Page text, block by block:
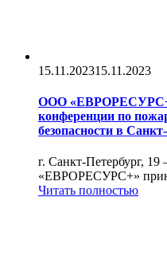
15.11.202315.11.2023
ООО
конференции по
безопасности в
г. Санкт-Петербург,
«ЕВРОРЕСУРС+»
Читать полностью